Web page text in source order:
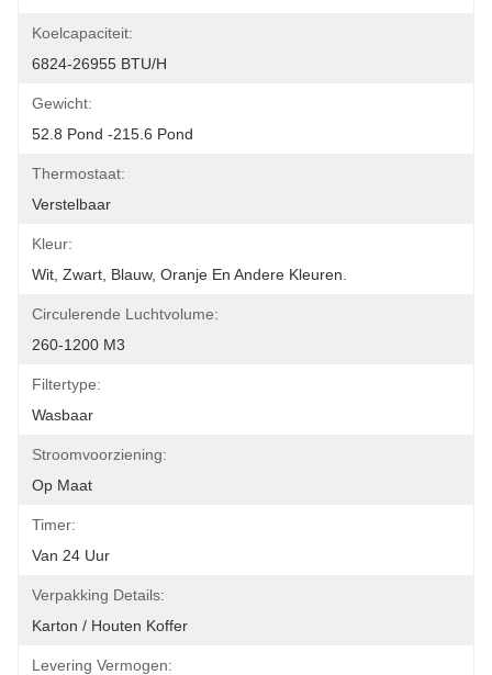
Koelcapaciteit:
6824-26955 BTU/h
Gewicht:
52.8 Pond -215.6 Pond
Thermostaat:
Verstelbaar
Kleur:
Wit, Zwart, Blauw, Oranje En Andere Kleuren.
Circulerende Luchtvolume:
260-1200 M3
Filtertype:
Wasbaar
Stroomvoorziening:
Op Maat
Timer:
Van 24 Uur
Verpakking Details:
Karton / Houten Koffer
Levering Vermogen: